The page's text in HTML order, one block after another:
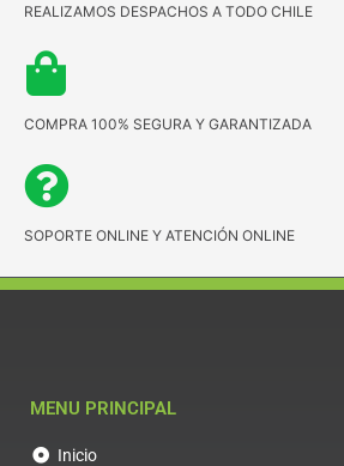
REALIZAMOS DESPACHOS A TODO CHILE
COMPRA 100% SEGURA Y GARANTIZADA
SOPORTE ONLINE Y ATENCIÓN ONLINE
MENU PRINCIPAL
Inicio